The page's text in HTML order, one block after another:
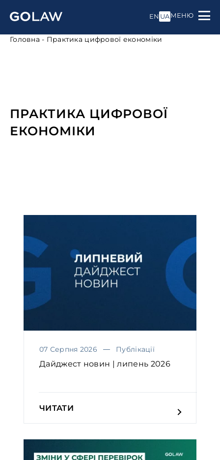
EN UAМЕНЮ
Головна - Практика цифрової економіки
ПРАКТИКА ЦИФРОВОЇ
ЕКОНОМІКИ
07 Серпня 2026 Публікації
Дайджест новин | липень 2026
ЧИТАТИ